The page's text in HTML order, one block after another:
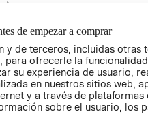
DE
COMERCIO - SIC
PETICIONES
QUEJAS Y
RECLAMOS
de empezar a comprar
y de terceros, incluidas otras
para ofrecerle la
su experiencia de usuario,
en nuestros sitios web,
y a través de plataformas
sobre el usuario, los